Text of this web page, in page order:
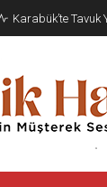
Karabük’te Tavuk